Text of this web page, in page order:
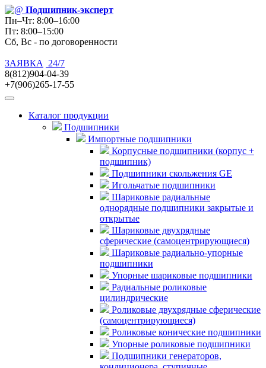
Подшипник-эксперт
Пн–Чт: 8:00–16:00
Пт: 8:00–15:00
Сб, Вс - по договоренности
ЗАЯВКА
24/7
8(812)904-04-39
+7(906)265-17-55
Каталог продукции
Подшипники
Импортные подшипники
Корпусные подшипники (корпус +
подшипник)
Подшипники скольжения GE
Игольчатые подшипники
Шариковые радиальные
однорядные подшипники закрытые и
открытые
Шариковые двухрядные
сферические (самоцентрирующиеся)
Шариковые радиально-упорные
подшипники
Упорные шариковые подшипники
Радиальные роликовые
цилиндрические
Роликовые двухрядные сферические
(самоцентрирующиеся)
Роликовые конические подшипники
Упорные роликовые подшипники
Подшипники генераторов,